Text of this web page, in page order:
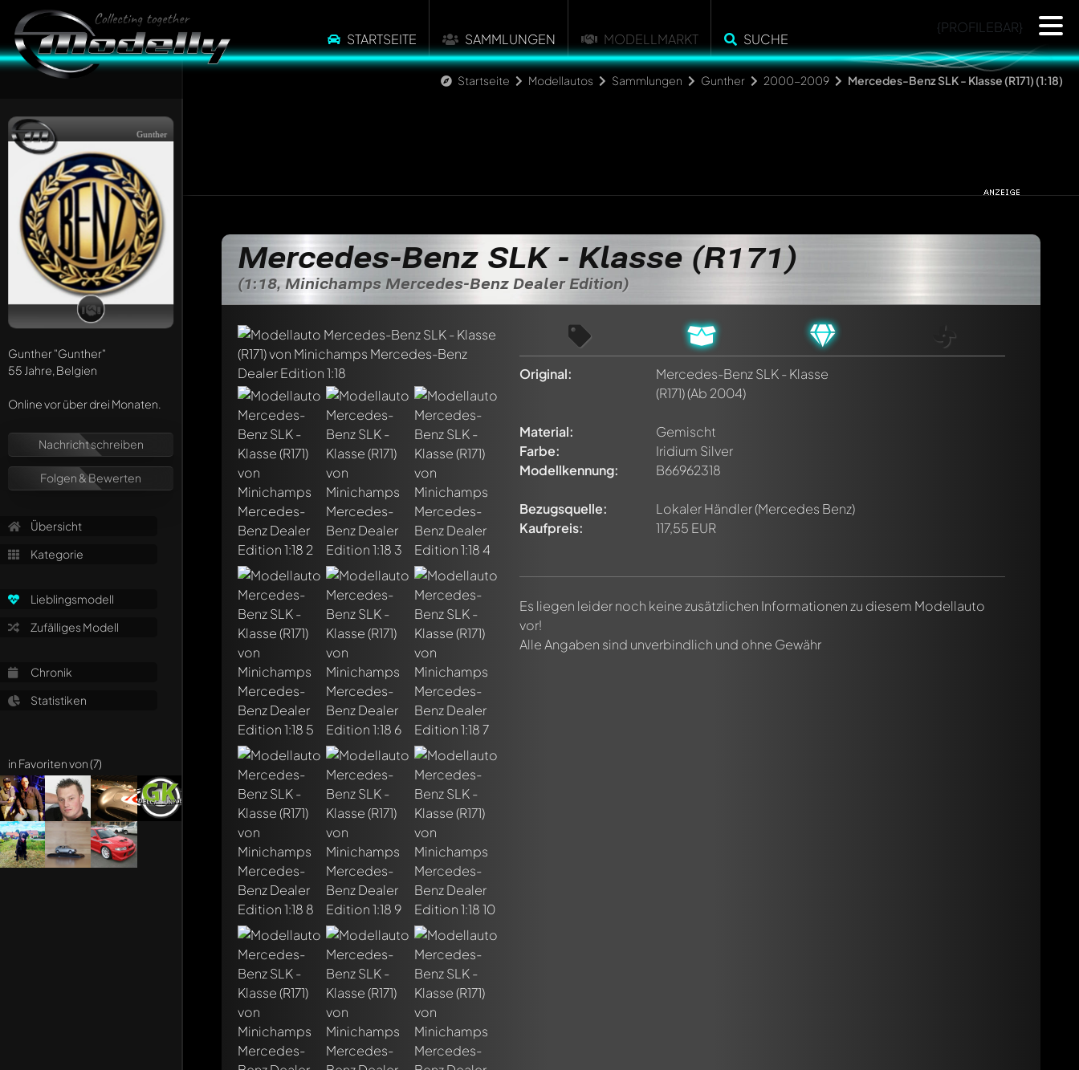
STARTSEITE SAMMLUNGEN MODELLMARKT SUCHE
{PROFILEBAR}
Startseite Modellautos Sammlungen Gunther 2000-2009 Mercedes-Benz SLK - Klasse (R171) (1:18)
Gunther
Gunther"Gunther"
55 Jahre, Belgien
Online vor über drei Monaten.
Nachricht schreiben
Folgen & Bewerten
Übersicht
Kategorie
Lieblingsmodell
Zufälliges Modell
Chronik
Statistiken
in Favoriten von (7)
Mercedes-Benz SLK - Klasse (R171)
(1:18, Minichamps Mercedes-Benz Dealer Edition)
Original:
Mercedes-Benz SLK - Klasse
(R171)(Ab 2004)
Material:
Gemischt
Farbe:
Iridium Silver
Modellkennung:
B66962318
Bezugsquelle:
Lokaler Händler (Mercedes Benz)
Kaufpreis:
117,55 EUR
Es liegen leider noch keine zusätzlichen Informationen zu diesem Modellauto
vor!
Alle Angaben sind unverbindlich und ohne Gewähr
Schreibe jetzt einen ersten Kommentar zu diesem Modell!
Jeder Kommentar kann von allen Mitgliedern diskutiert werden. Es ist wie ein Chat.
Erwähne andere Modelly-Mitglieder durch die Verwendung eines